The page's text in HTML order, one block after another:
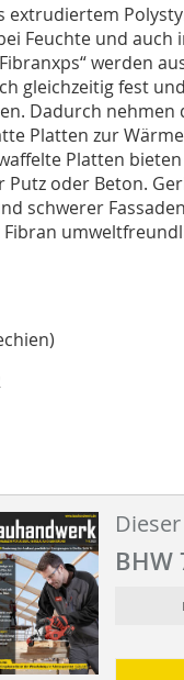
extrudiertem
Feuchte und auch
werden
gleichzeitig fest
Dadurch
Platten zur
Platten
Putz oder Beton.
schwerer
BHW